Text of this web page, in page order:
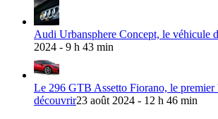
Audi Urbansphere Concept, le véhicule
2024 - 9 h 43 min
Le 296 GTB Assetto Fiorano, le premier
découvrir23 août 2024 - 12 h 46 min